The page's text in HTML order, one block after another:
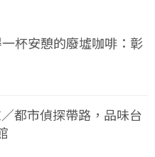
杯安憩的廢墟咖啡：彰
都市偵探帶路，品味台